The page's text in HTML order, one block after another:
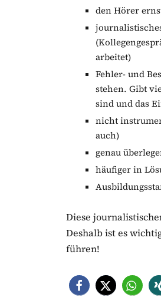
den Hörer
arbeitet)
Fehler- und
stehen. Gibt
sind und das
nicht
auch)
genau
häufiger in
Diese
Deshalb ist es
führen!